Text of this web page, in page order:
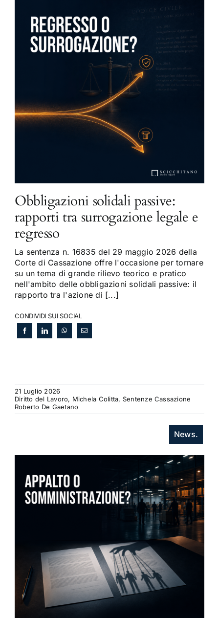
Obbligazioni solidali passive:
rapporti tra surrogazione legale e
regresso
La sentenza n. 16835 del 29 maggio 2026 della
Corte di Cassazione offre l'occasione per tornare
su un tema di grande rilievo teorico e pratico
nell'ambito delle obbligazioni solidali passive: il
rapporto tra l'azione di [...]
CONDIVIDI SUI SOCIAL
21 Luglio 2026
Diritto del Lavoro, Michela Colitta, Sentenze Cassazione
Roberto De Gaetano
News.